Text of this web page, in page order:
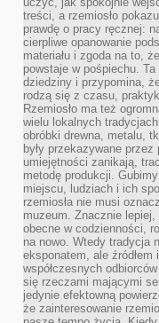
treści, a rzemiosło
prawdę o pracy ręcznej:
cierpliwe opanowanie
materiału i zgoda na to,
powstaje w pośpiechu.
dziedziny i przypomina,
rodzą się z czasu,
Rzemiosło ma też
wielu lokalnych
obróbki drewna, metalu,
były przekazywane
umiejętności zanikają,
metodę produkcji.
miejscu, ludziach i ich
rzemiosła nie musi
muzeum. Znacznie
obecne w codzienności,
na nowo. Wtedy tradycja
eksponatem, ale źródłem
współczesnych
się rzeczami mającymi
jedynie efektowną
że zainteresowanie